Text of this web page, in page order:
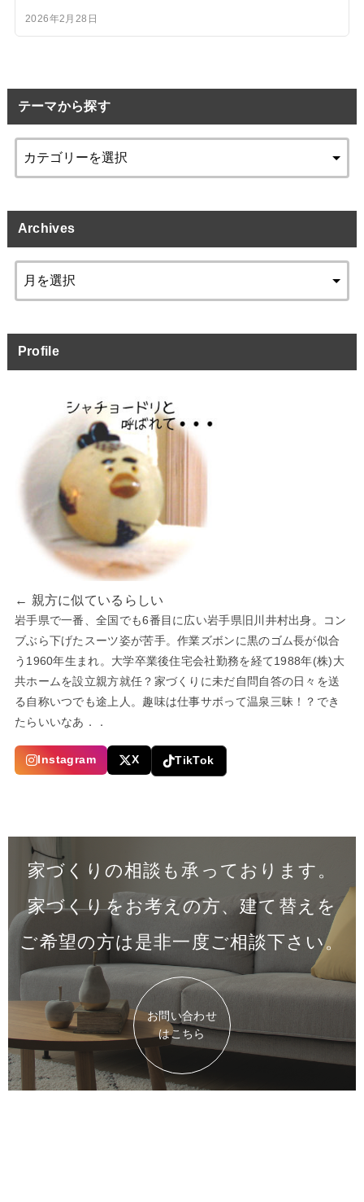
2026年2月28日
テーマから探す
Archives
Profile
← 親方に似ているらしい
岩手県で一番、全国でも6番目に広い岩手県旧川井村出身。コン
ブぶら下げたスーツ姿が苦手。作業ズボンに黒のゴム長が似合
う1960年生まれ。大学卒業後住宅会社勤務を経て1988年(株)大
共ホームを設立親方就任？家づくりに未だ自問自答の日々を送
る自称いつでも途上人。趣味は仕事サボって温泉三昧！？でき
たらいいなあ．．
Instagram X TikTok
家づくりの相談も承っております。
家づくりをお考えの方、建て替えを
ご希望の方は是非一度ご相談下さい。
お問い合わせ
はこちら